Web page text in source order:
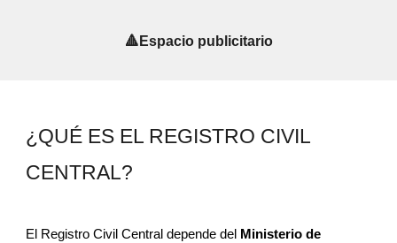
🔺Espacio publicitario
¿QUÉ ES EL REGISTRO CIVIL
CENTRAL?
El Registro Civil Central depende del Ministerio de